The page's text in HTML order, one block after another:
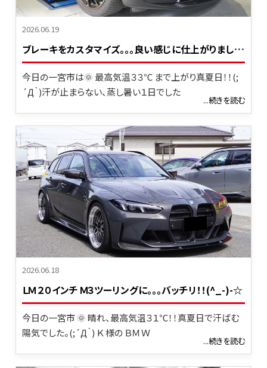
2026.06.19
ブ
レーキをカスタマイズ。。。良い感じに仕上がりました。(^_^)v
今日の一宮市は🌞 最高気温３３℃ まで上がり真夏日！！(;
´Д｀)汗が止まらない、蒸し暑い１日でした
...続きを読む
2026.06.18
ＬＭ ２０インチ Ｍ３ツーリングに。。。バッチリ！！(^_-)-☆
今日の一宮市 🌞 晴れ、最高気温３１℃！！真夏日で汗ばむ
陽気でした。(;´Д｀) Ｋ 様の ＢＭＷ
...続きを読む